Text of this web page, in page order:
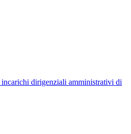
dirigenziali amministrativi di